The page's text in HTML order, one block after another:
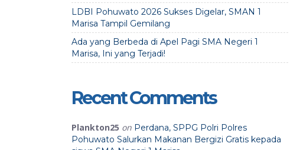
LDBI Pohuwato 2026 Sukses Digelar, SMAN 1
Marisa Tampil Gemilang
Ada yang Berbeda di Apel Pagi SMA Negeri 1
Marisa, Ini yang Terjadi!
Recent Comments
Plankton25 on Perdana, SPPG Polri Polres
Pohuwato Salurkan Makanan Bergizi Gratis kepada